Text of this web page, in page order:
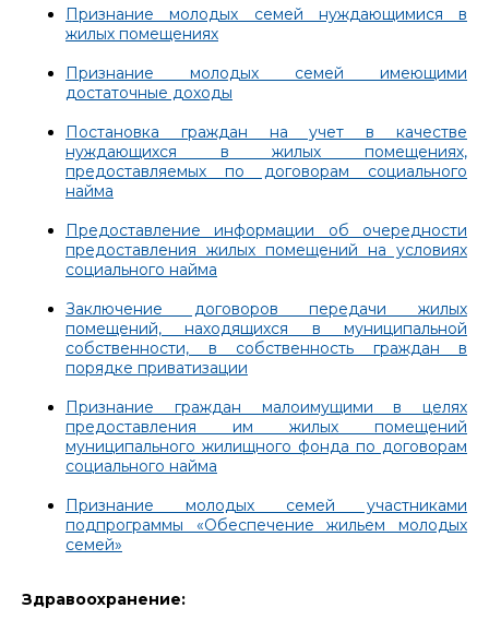
Признание молодых семей нуждающимися в
жилых помещениях
Признание молодых семей имеющими
достаточные доходы
Постановка граждан на учет в качестве
нуждающихся в жилых помещениях,
предоставляемых по договорам социального
найма
Предоставление информации об очередности
предоставления жилых помещений на условиях
социального найма
Заключение договоров передачи жилых
помещений, находящихся в муниципальной
собственности, в собственность граждан в
порядке приватизации
Признание граждан малоимущими в целях
предоставления им жилых помещений
муниципального жилищного фонда по договорам
социального найма
Признание молодых семей участниками
подпрограммы «Обеспечение жильем молодых
семей»
Здравоохранение: